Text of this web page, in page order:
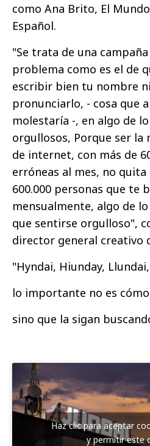
como Ana Brito, El
Español.
"Se trata de una
problema como es el de
escribir bien tu nombre
pronunciarlo, - cosa que
molestaría -, en algo de
orgullosos, Porque ser la
de internet, con más de
erróneas al mes, no quita
600.000 personas que te
mensualmente, algo de
que sentirse orgulloso",
director general creativo
"Hyndai, Hiunday,
lo importante no es
sino que la sigan
Haz clic para aceptar
y permitir este